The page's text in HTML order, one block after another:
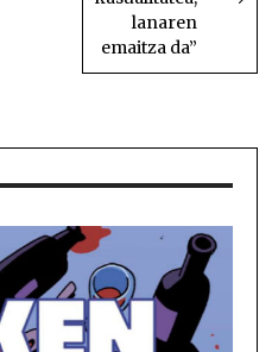
lanaren
emaitza da”